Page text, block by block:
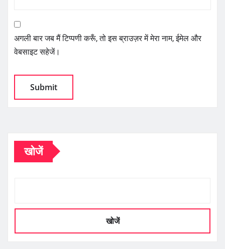
अगली बार जब मैं टिप्पणी करूँ, तो इस ब्राउज़र में मेरा नाम, ईमेल और
वेबसाइट सहेजें।
खोजें
खोजें